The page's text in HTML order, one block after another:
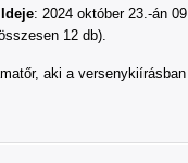
Ideje: 2024 október 23.-án
12 db).
aki a